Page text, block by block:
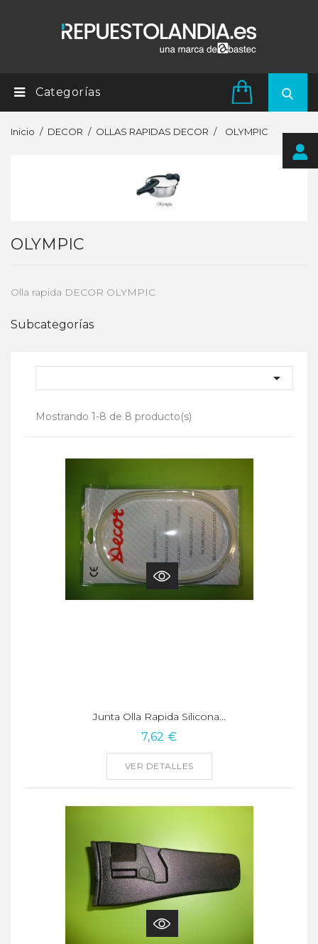
Categorías
Inicio DECOR OLLAS RAPIDAS DECOR OLYMPIC
OLYMPIC
Olla rapida DECOR OLYMPIC
Subcategorías

Mostrando 1-8 de 8 producto(s)
Junta Olla Rapida Silicona...
7,62 €
VER DETALLES